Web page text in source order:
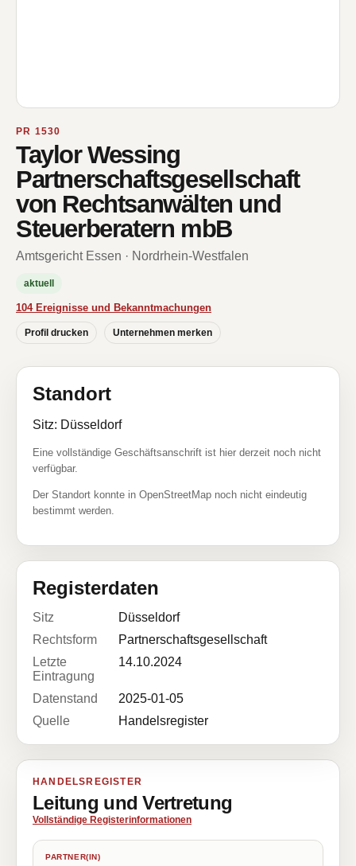
PR 1530
Taylor Wessing
Partnerschaftsgesellschaft
von Rechtsanwälten und
Steuerberatern mbB
Amtsgericht Essen · Nordrhein-Westfalen
aktuell
104 Ereignisse und Bekanntmachungen
Profil drucken Unternehmen merken
Standort
Sitz: Düsseldorf
Eine vollständige Geschäftsanschrift ist hier derzeit noch nicht
verfügbar.
Der Standort konnte in OpenStreetMap noch nicht eindeutig
bestimmt werden.
Registerdaten
Sitz
Düsseldorf
Rechtsform
Partnerschaftsgesellschaft
Letzte
Eintragung
14.10.2024
Datenstand
2025-01-05
Quelle
Handelsregister
HANDELSREGISTER
Leitung und Vertretung
Vollständige Registerinformationen
PARTNER(IN)